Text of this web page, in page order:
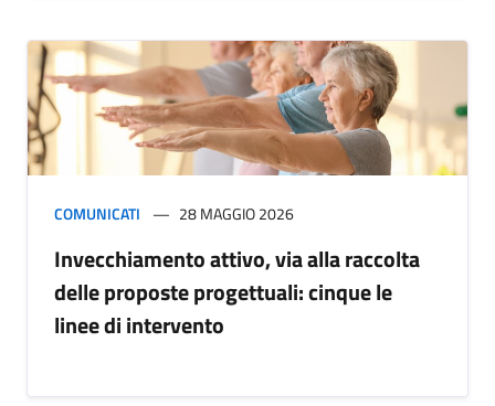
COMUNICATI 28 MAGGIO 2026
Invecchiamento attivo, via alla raccolta
delle proposte progettuali: cinque le
linee di intervento